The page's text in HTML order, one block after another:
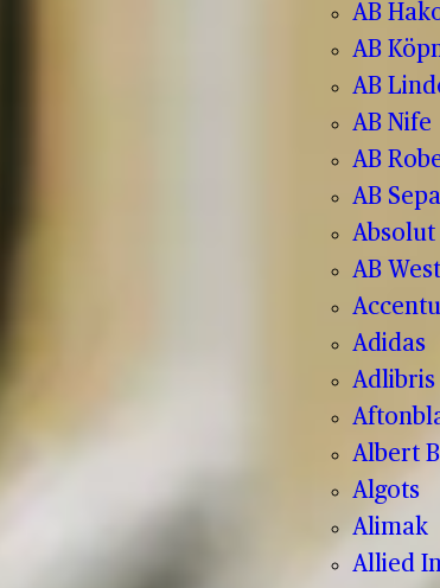
AB
AB
AB
AB Nife
AB
AB
Absolut
AB
Adidas
Adlibris
Albert
Algots
Alimak
Allied